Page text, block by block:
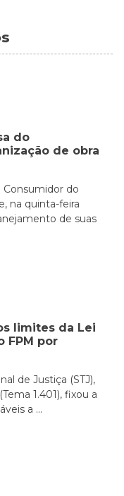
do
de obra
Consumidor do
na quinta-feira
de suas
limites da Lei
FPM por
de Justiça (STJ),
1.401), fixou a
a ...